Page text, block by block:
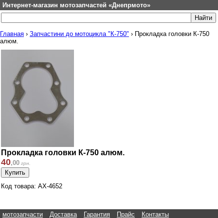
Интернет-магазин мотозапчастей «Днепрмото»
Главная › Запчастини до мотоцикла "К-750" › Прокладка головки К-750
алюм.
Прокладка головки К-750 алюм.
40,00 грн.
Код товара: АХ-4652
мотозапчасти Доставка Гарантия Прайс
Контакты